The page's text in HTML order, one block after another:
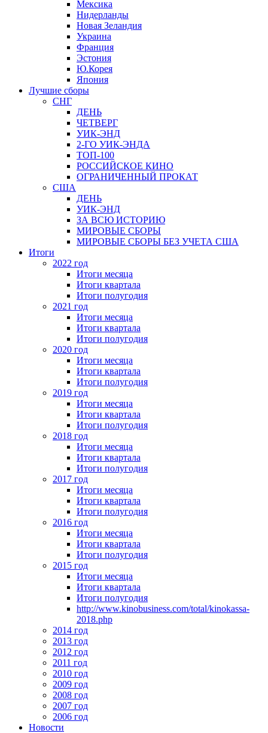
Мексика
Нидерланды
Новая Зеландия
Украина
Франция
Эстония
Ю.Корея
Япония
Лучшие сборы
СНГ
ДЕНЬ
ЧЕТВЕРГ
УИК-ЭНД
2-ГО УИК-ЭНДА
ТОП-100
РОССИЙСКОЕ КИНО
ОГРАНИЧЕННЫЙ ПРОКАТ
США
ДЕНЬ
УИК-ЭНД
ЗА ВСЮ ИСТОРИЮ
МИРОВЫЕ СБОРЫ
МИРОВЫЕ СБОРЫ БЕЗ УЧЕТА США
Итоги
2022 год
Итоги месяца
Итоги квартала
Итоги полугодия
2021 год
Итоги месяца
Итоги квартала
Итоги полугодия
2020 год
Итоги месяца
Итоги квартала
Итоги полугодия
2019 год
Итоги месяца
Итоги квартала
Итоги полугодия
2018 год
Итоги месяца
Итоги квартала
Итоги полугодия
2017 год
Итоги месяца
Итоги квартала
Итоги полугодия
2016 год
Итоги месяца
Итоги квартала
Итоги полугодия
2015 год
Итоги месяца
Итоги квартала
Итоги полугодия
http://www.kinobusiness.com/total/kinokassa-
2018.php
2014 год
2013 год
2012 год
2011 год
2010 год
2009 год
2008 год
2007 год
2006 год
Новости